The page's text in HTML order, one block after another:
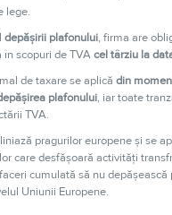
lege.
depășirii plafonului, firma are
în scopuri de TVAcel târziu la
de taxare se aplicădin
plafonului, iar toate
TVA.
pragurilor europene și se
care desfășoară activități
cumulată să nu
Uniunii Europene.